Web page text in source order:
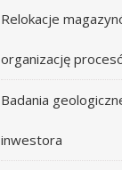
Relokacje
organizację
Badania
inwestora